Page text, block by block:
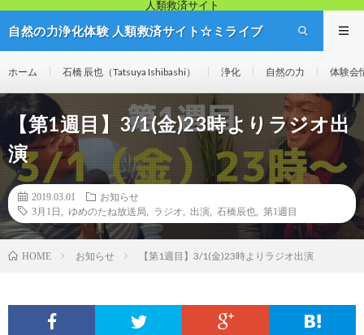
人類救済サイト
自然の力浄化体験 人類救済サイト☆ミライブ
ホーム 石橋 辰也（Tatsuya Ishibashi） 浄化 自然の力 体験会
【第1週目】3/1(金)23時よりラジオ出
演
2019.03.01
お知らせ
3月1日
ゆめのたね放送局 ラジオ 出演 石橋辰也 第1週目
HOME お知らせ 【第1週目】3/1(金)23時よりラジオ出演